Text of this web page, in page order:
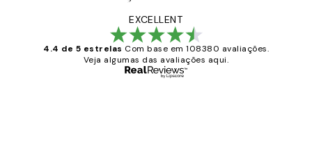
EXCELLENT
4.4 de 5 estrelas Com base em 108380 avaliações.
Veja algumas das avaliações aqui.